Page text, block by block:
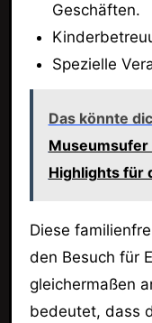
Geschäften.
Spezielle
Das könnte
Highlights für
Diese
den Besuch für
gleichermaßen
bedeutet, dass